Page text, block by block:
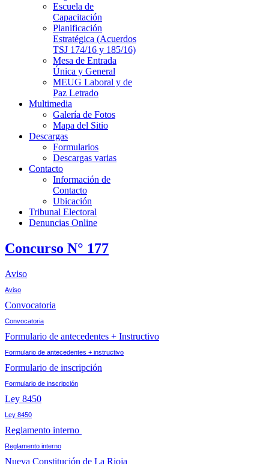
Escuela de
Capacitación
Planificación
Estratégica (Acuerdos
TSJ 174/16 y 185/16)
Mesa de Entrada
Única y General
MEUG Laboral y de
Paz Letrado
Multimedia
Galería de Fotos
Mapa del Sitio
Descargas
Formularios
Descargas varias
Contacto
Información de
Contacto
Ubicación
Tribunal Electoral
Denuncias Online
Concurso N° 177
Aviso
Aviso
Convocatoria
Convocatoria
Formulario de antecedentes + Instructivo
Formulario de antecedentes + instructivo
Formulario de inscripción
Formulario de inscripción
Ley 8450
Ley 8450
Reglamento interno
Reglamento interno
Nueva Constitución de La Rioja